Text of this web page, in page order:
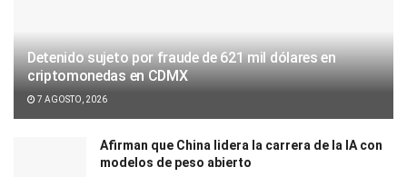
Detenido sujeto por fraude de 621 mil dólares en
criptomonedas en CDMX
7 AGOSTO, 2026
Afirman que China lidera la carrera de la IA con
modelos de peso abierto